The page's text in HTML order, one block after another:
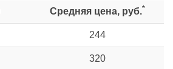
Средняя цена, руб.*
244
320